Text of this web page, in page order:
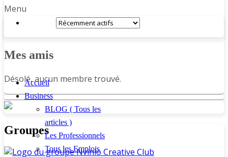
Menu
Mes amis
Désolé, aucun membre trouvé.
Groupes
Accueil
Business
BLOG ( Tous les
articles )
Les Professionnels
Tous les Emplois